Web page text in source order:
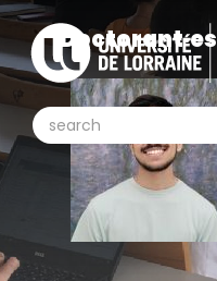
Aller
contenu
principal
Search
search
Doctorant·es